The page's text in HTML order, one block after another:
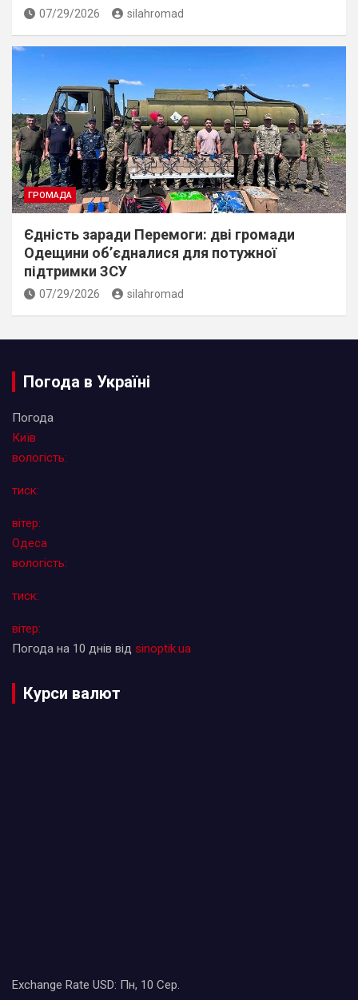
07/29/2026 silahromad
ГРОМАДА
Єдність заради Перемоги: дві громади
Одещини об’єдналися для потужної
підтримки ЗСУ
07/29/2026 silahromad
Погода в Україні
Погода
Київ
вологість:
тиск:
вітер:
Одеса
вологість:
тиск:
вітер:
Погода на 10 днів від sinoptik.ua
Курси валют
Exchange Rate USD: Пн, 10 Сер.